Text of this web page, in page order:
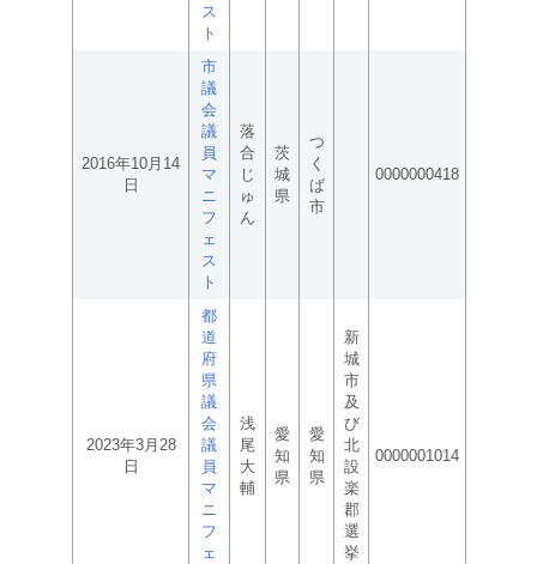
ス
ト
2016年10月14
日
市
議
会
議
員
マ
ニ
フ
ェ
ス
ト
落
合
じ
ゅ
ん
茨
城
県
つ
く
ば
市
0000000418
2023年3月28
日
都
道
府
県
議
会
議
員
マ
ニ
フ
ェ
浅
尾
大
輔
愛
知
県
愛
知
県
新
城
市
及
び
北
設
楽
郡
選
挙
0000001014